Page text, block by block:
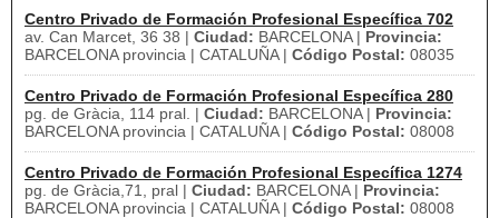
Centro Privado de Formación Profesional Específica 702
av. Can Marcet, 36 38 | Ciudad: BARCELONA | Provincia:
BARCELONA provincia | CATALUÑA | Código Postal: 08035
Centro Privado de Formación Profesional Específica 280
pg. de Gràcia, 114 pral. | Ciudad: BARCELONA | Provincia:
BARCELONA provincia | CATALUÑA | Código Postal: 08008
Centro Privado de Formación Profesional Específica 1274
pg. de Gràcia,71, pral | Ciudad: BARCELONA | Provincia:
BARCELONA provincia | CATALUÑA | Código Postal: 08008